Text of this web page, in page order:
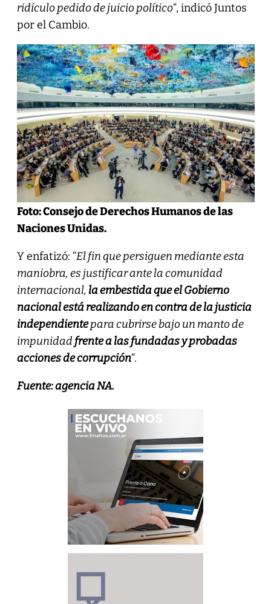
ridículo pedido de juicio político“, indicó Juntos
por el Cambio.
Foto: Consejo de Derechos Humanos de las
Naciones Unidas.
Y enfatizó: “El fin que persiguen mediante esta
maniobra, es justificar ante la comunidad
internacional, la embestida que el Gobierno
nacional está realizando en contra de la justicia
independientepara cubrirse bajo un manto de
impunidad frente a las fundadas y probadas
acciones de corrupción“.
Fuente: agencia NA.